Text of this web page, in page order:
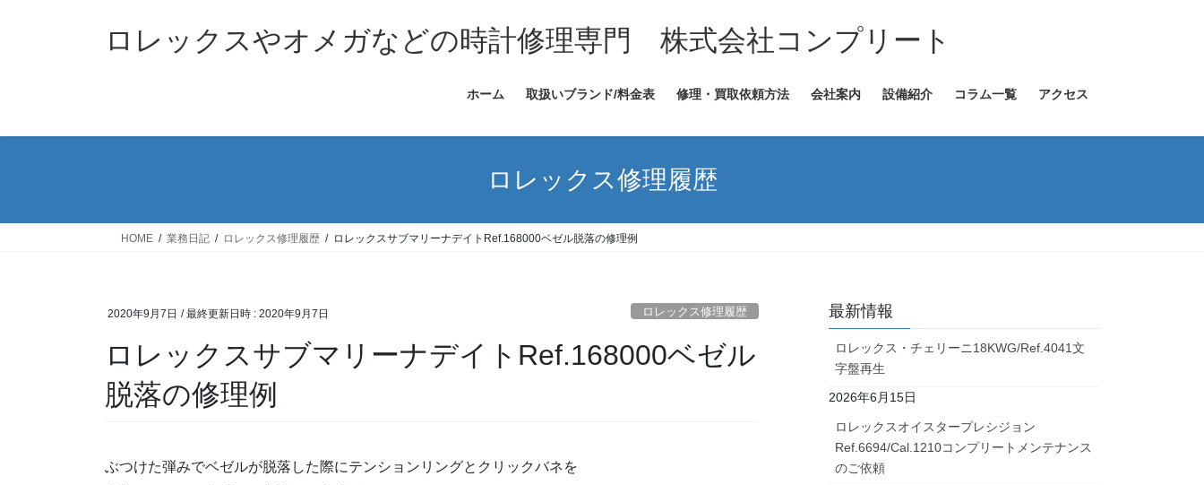
ス
ン
ロレックスやオメガなどの時計修理専門 株式会社コンプリート
ホーム 取扱いブランド/料金表 修理・買取依頼方法 会社案内 設備紹介 コラム一覧 アクセス
ロレックス修理履歴
HOME 業務日記 ロレックス修理履歴 ロレックスサブマリーナデイトRef.168000ベゼル脱落の修理例
2020年9月7日 / 最終更新日時 : 2020年9月7日 ロレックス修理履歴
ロレックスサブマリーナデイトRef.168000ベゼル
脱落の修理例
ぶつけた弾みでベゼルが脱落した際にテンションリングとクリックバネを
最新情報
ロレックス・チェリーニ18KWG/Ref.4041文
字盤再生
2026年6月15日
ロレックスオイスタープレシジョン
Ref.6694/Cal.1210コンプリートメンテナンス
のご依頼